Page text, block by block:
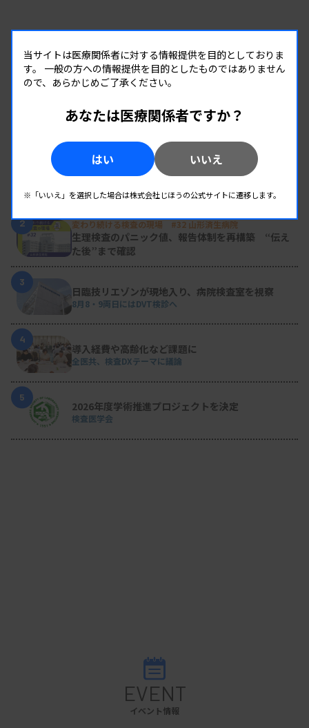
RANKING
人気の記事
新人臨床検査技師の歩き方 ［第16回］
2 変わり続ける検査の現場 #32 山形済生病院
生理検査のパニック値、報告体制を再構築 “伝え
た後”まで確認
3
日臨技リエゾンが現地入り、病院検査室を視察
8月8・9両日にはDVT検診へ
4
導入経費や高齢化など課題に
全医共、検査DXテーマに議論
5
2026年度学術推進プロジェクトを決定
検査医学会
EVENT
イベント情報
当サイトは医療関係者に対する情報提供を目的としておりま
す。 一般の方への情報提供を目的としたものではありません
ので、あらかじめご了承ください。
あなたは医療関係者ですか？
はい いいえ
※「いいえ」を選択した場合は株式会社じほうの公式サイトに遷移します。